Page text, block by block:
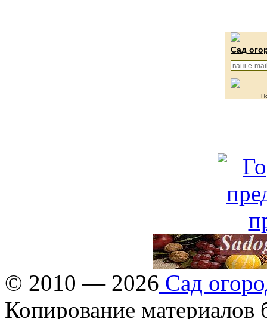
Сад
© 2010 — 2026 Сад
Копирование материалов